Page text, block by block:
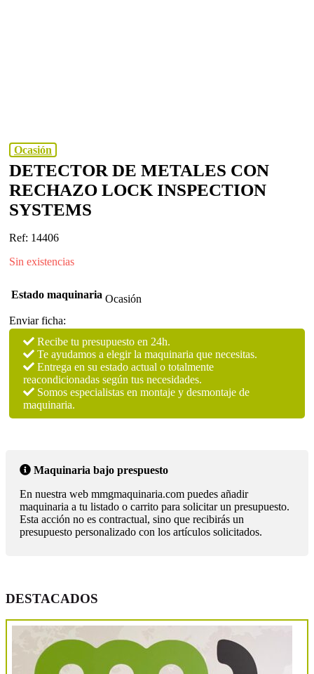
Ocasión
DETECTOR DE METALES CON
RECHAZO LOCK INSPECTION
SYSTEMS
Ref: 14406
Sin existencias
Estado maquinaria Ocasión
Enviar ficha:
Recibe tu presupuesto en 24h.
Te ayudamos a elegir la maquinaria que necesitas.
Entrega en su estado actual o totalmente
reacondicionadas según tus necesidades.
Somos especialistas en montaje y desmontaje de
maquinaria.
Maquinaria bajo prespuesto
En nuestra web mmgmaquinaria.com puedes añadir
maquinaria a tu listado o carrito para solicitar un presupuesto.
Esta acción no es contractual, sino que recibirás un
presupuesto personalizado con los artículos solicitados.
DESTACADOS